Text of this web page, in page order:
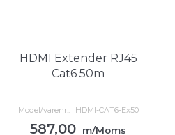
HDMI Extender RJ45
Cat6 50m
Model/varenr.: HDMI-CAT6-Ex50
587,00
m/Moms